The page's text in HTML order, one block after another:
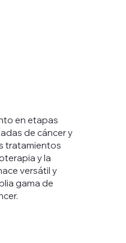
en etapas
de cáncer y
tratamientos
y la
versátil y
gama de